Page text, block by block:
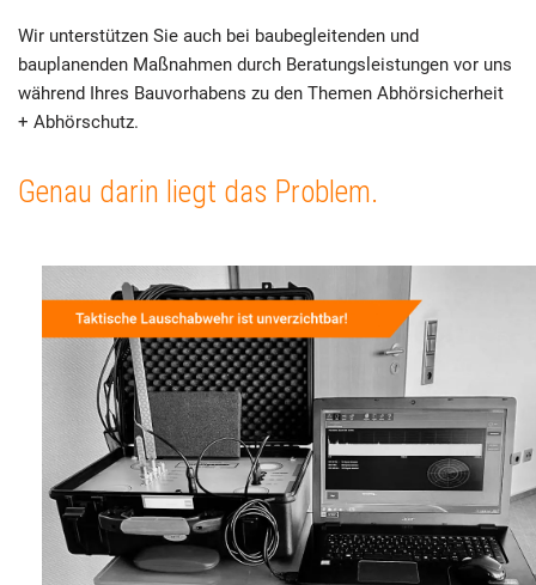
Wir unterstützen Sie auch bei baubegleitenden und
bauplanenden Maßnahmen durch Beratungsleistungen vor uns
während Ihres Bauvorhabens zu den Themen Abhörsicherheit
+ Abhörschutz.
Genau darin liegt das Problem.